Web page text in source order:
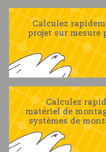
Calculez
projet sur mesure
Calculez
matériel de
systèmes de